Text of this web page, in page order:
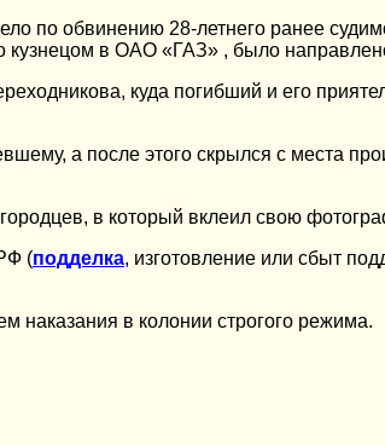
по обвинению 28-летнего ранее
в ОАО «ГАЗ» , было
куда погибший и его
а после этого скрылся с места
в который вклеил свою
(подделка, изготовление или сбыт
наказания в колонии строгого режима.